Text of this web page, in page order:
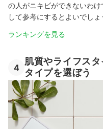
の人がニキビができないわ
して参考にするとよいでしょ
ランキングを見る
4
肌質やライフス
タイプを選ぼう